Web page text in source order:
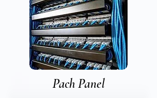
Pach Panel